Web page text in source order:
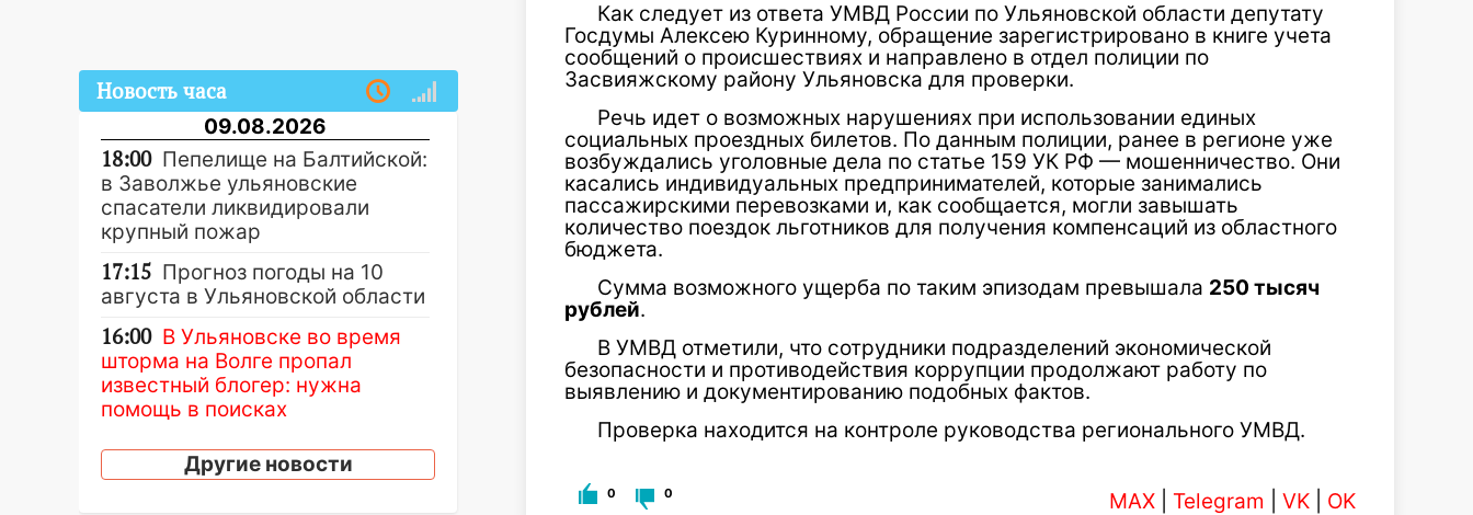
Как следует из ответа УМВД России по Ульяновской области депутату
Госдумы Алексею Куринному, обращение зарегистрировано в книге учета
сообщений о происшествиях и направлено в отдел полиции по
Засвияжскому району Ульяновска для проверки.
Речь идет о возможных нарушениях при использовании единых
социальных проездных билетов. По данным полиции, ранее в регионе уже
возбуждались уголовные дела по статье 159 УК РФ — мошенничество. Они
касались индивидуальных предпринимателей, которые занимались
пассажирскими перевозками и, как сообщается, могли завышать
количество поездок льготников для получения компенсаций из областного
бюджета.
Сумма возможного ущерба по таким эпизодам превышала 250 тысяч
рублей.
В УМВД отметили, что сотрудники подразделений экономической
безопасности и противодействия коррупции продолжают работу по
выявлению и документированию подобных фактов.
Проверка находится на контроле руководства регионального УМВД.
0 0 MAX Telegram VK OK
Новость часа
09.08.2026
18:00 Пепелище на Балтийской:
в Заволжье ульяновские
спасатели ликвидировали
крупный пожар
17:15 Прогноз погоды на 10
августа в Ульяновской области
16:00 В Ульяновске во время
шторма на Волге пропал
известный блогер: нужна
помощь в поисках
15:28 Соцсети: на «Ауди» упало
дерево в Новом городе
Другие новости